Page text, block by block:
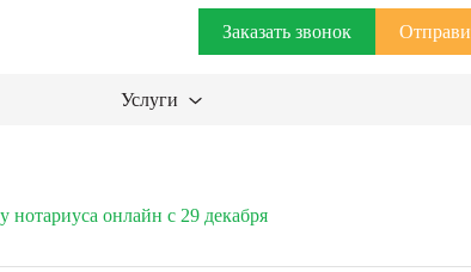
Заказать звонок
Услуги
онлайн с 29 декабря